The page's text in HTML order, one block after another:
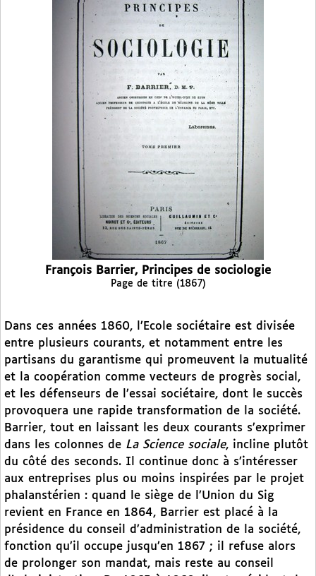
François Barrier, Principes de sociologie
Page de titre (1867)
Dans ces années 1860, l’Ecole sociétaire est divisée
entre plusieurs courants, et notamment entre les
partisans du garantisme qui promeuvent la mutualité
et la coopération comme vecteurs de progrès social,
et les défenseurs de l’essai sociétaire, dont le succès
provoquera une rapide transformation de la société.
Barrier, tout en laissant les deux courants s’exprimer
dans les colonnes de La Science sociale, incline plutôt
du côté des seconds. Il continue donc à s’intéresser
aux entreprises plus ou moins inspirées par le projet
phalanstérien : quand le siège de l’Union du Sig
revient en France en 1864, Barrier est placé à la
présidence du conseil d’administration de la société,
fonction qu’il occupe jusqu’en 1867 ; il refuse alors
de prolonger son mandat, mais reste au conseil